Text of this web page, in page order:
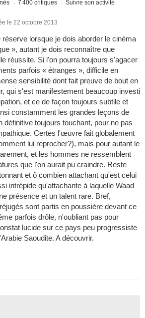
7 400 critiques Suivre son activité
le 22 octobre 2013
lorsque je dois aborder le cinéma
», autant je dois reconnaître que
réussite. Si l'on pourra toujours s'agacer
parfois « étranges », difficile en
sensibilité dont fait preuve de bout en
qui s'est manifestement beaucoup investi
et ce de façon toujours subtile et
constamment les grandes leçons de
définitive toujours touchant, pour ne pas
Certes l'œuvre fait globalement
lui reprocher?), mais pour autant le
et les hommes ne ressemblent
que l'on aurait pu craindre. Reste
et ô combien attachant qu'est celui
intrépide qu'attachante à laquelle Waad
présence et un talent rare. Bref,
sont partis en poussière devant ce
parfois drôle, n'oubliant pas pour
lucide sur ce pays peu progressiste
Saoudite. A découvrir.